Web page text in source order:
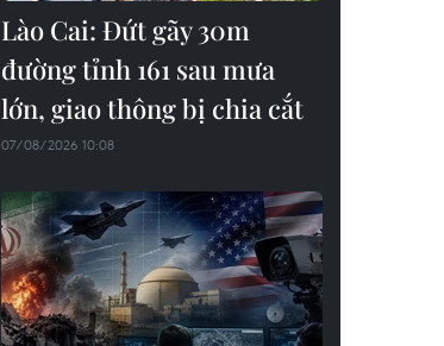
Lào Cai: Đứt gãy 30m
đường tỉnh 161 sau mưa
lớn, giao thông bị chia cắt
07/08/2026 10:08